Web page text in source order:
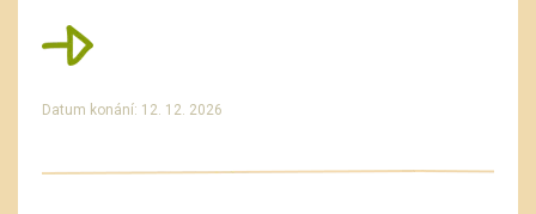
Datum konání: 12. 12. 2026